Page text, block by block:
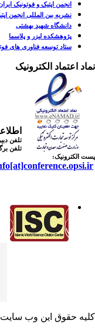
انجمن اپتیک و فوتونیک
نشریه بین المللی انجمن
دانشگاه شهید بهشتی
پژوهشکده لیزر و پلاسما
ستاد توسعه فناوری های
نماد اعتماد الکترونیک
تلفن
تلفن
پست الکترونیک:
کلیه حقوق این وب سایت